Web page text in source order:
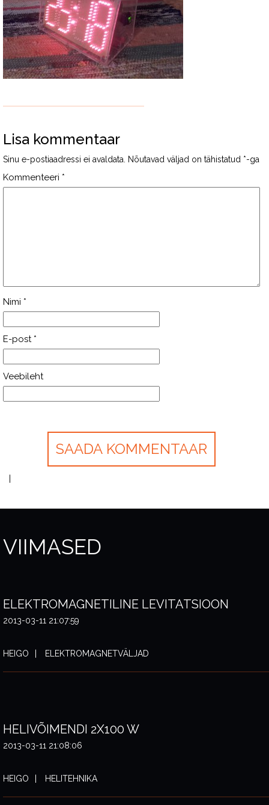
Lisa kommentaar
Sinu e-postiaadressi ei avaldata. Nõutavad väljad on tähistatud *-ga
Kommenteeri *
Nimi *
E-post *
Veebileht
VIIMASED
ELEKTROMAGNETILINE LEVITATSIOON
2013-03-11 21:07:59
HEIGO ELEKTROMAGNETVÄLJAD
HELIVÕIMENDI 2X100 W
2013-03-11 21:08:06
HEIGO HELITEHNIKA